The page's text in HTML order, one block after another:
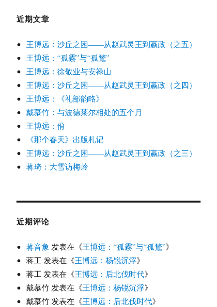
近期文章
王博远：沙丘之困——从赵武灵王到嬴政（之五）
王博远：“孤霧”与“孤鶩”
王博远：徐敬业与安禄山
王博远：沙丘之困——从赵武灵王到嬴政（之四）
王博远：《礼部韵略》
戴慕竹：与波德莱尔相处的五个月
王博远：佾
《那个春天》出版札记
王博远：沙丘之困——从赵武灵王到嬴政（之三）
蒋琦：大雪访梅岭
近期评论
蒋音象 发表在《王博远：“孤霧”与“孤鶩”》
蒋工发表在《王博远：杨锐沉浮》
蒋工发表在《王博远：后北伐时代》
戴慕竹发表在《王博远：杨锐沉浮》
戴慕竹发表在《王博远：后北伐时代》